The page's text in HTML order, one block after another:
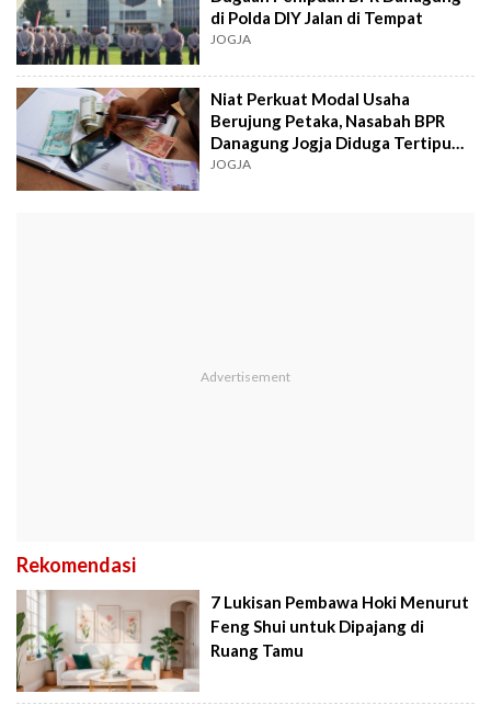
di Polda DIY Jalan di Tempat
JOGJA
Niat Perkuat Modal Usaha
Berujung Petaka, Nasabah BPR
Danagung Jogja Diduga Tertipu
hingga Bangkrut
JOGJA
Rekomendasi
7 Lukisan Pembawa Hoki Menurut
Feng Shui untuk Dipajang di
Ruang Tamu